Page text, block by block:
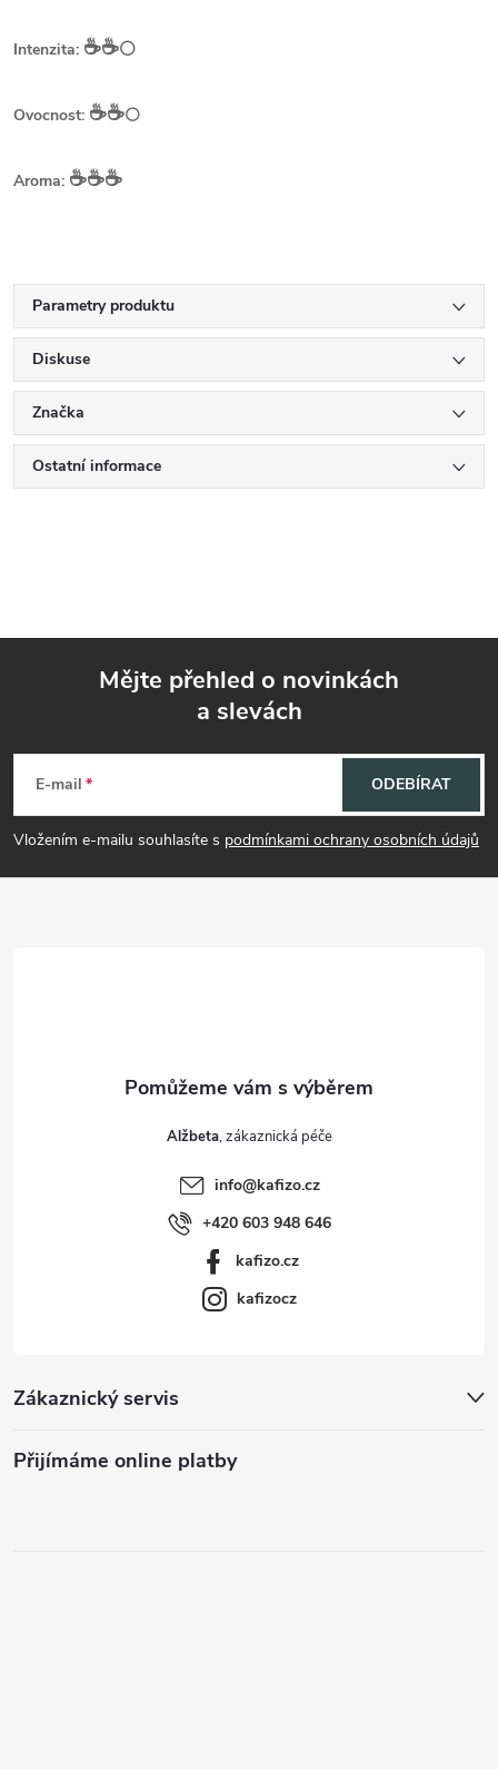
Intenzita: ☕️☕️⚪
Ovocnost: ☕️☕️⚪
Aroma: ☕️☕️☕️
Parametry produktu
Diskuse
Značka
Ostatní informace
p
a
Mějte přehled o novinkách
a slevách
E-mail
Vložením e-mailu souhlasíte s podmínkami ochrany osobních údajů
ODEBÍRAT
Zákaznický servis
Přijímáme online platby
Alžbeta
info@kafizo.cz
+420 603 948 646
kafizo.cz
kafizocz